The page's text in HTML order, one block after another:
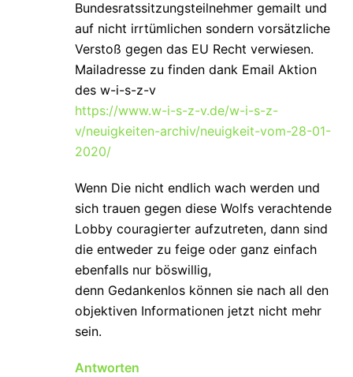
Bundesratssitzungsteilnehmer gemailt und
auf nicht irrtümlichen sondern vorsätzliche
Verstoß gegen das EU Recht verwiesen.
Mailadresse zu finden dank Email Aktion
des w-i-s-z-v
https://www.w-i-s-z-v.de/w-i-s-z-
v/neuigkeiten-archiv/neuigkeit-vom-28-01-
2020/
Wenn Die nicht endlich wach werden und
sich trauen gegen diese Wolfs verachtende
Lobby couragierter aufzutreten, dann sind
die entweder zu feige oder ganz einfach
ebenfalls nur böswillig,
denn Gedankenlos können sie nach all den
objektiven Informationen jetzt nicht mehr
sein.
Antworten